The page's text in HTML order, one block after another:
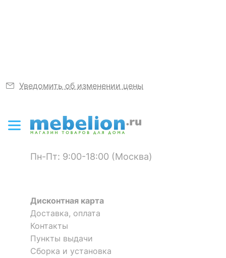
Уведомить об изменении цены
Пн-Пт: 9:00-18:00 (Москва)
Дисконтная карта
Доставка, оплата
Контакты
Пункты выдачи
Сборка и установка